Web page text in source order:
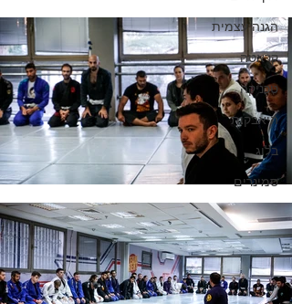
הגנה עצמית
קראטה
טכניקה
היאבקות
בלוג
סמינרים